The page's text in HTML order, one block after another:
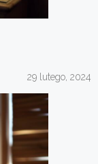
29 lutego, 2024